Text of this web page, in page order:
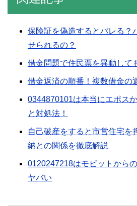
保険証を偽造するとバレる？
せられるの？
借金問題で住民票を異動して
借金返済の順番！複数借金の
0344870101は本当にエポス
と対処法！
自己破産をすると市営住宅を
納との関係を徹底解説
0120247218はモビットから
ヤバい